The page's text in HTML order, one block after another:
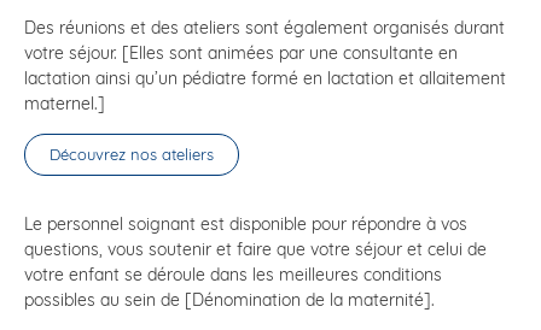
Des réunions et des ateliers sont également organisés durant
votre séjour. [Elles sont animées par une consultante en
lactation ainsi qu’un pédiatre formé en lactation et allaitement
maternel.]
Découvrez nos ateliers
Le personnel soignant est disponible pour répondre à vos
questions, vous soutenir et faire que votre séjour et celui de
votre enfant se déroule dans les meilleures conditions
possibles au sein de [Dénomination de la maternité].